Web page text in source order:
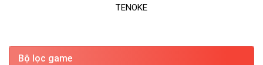
TENOKE
Bộ lọc game